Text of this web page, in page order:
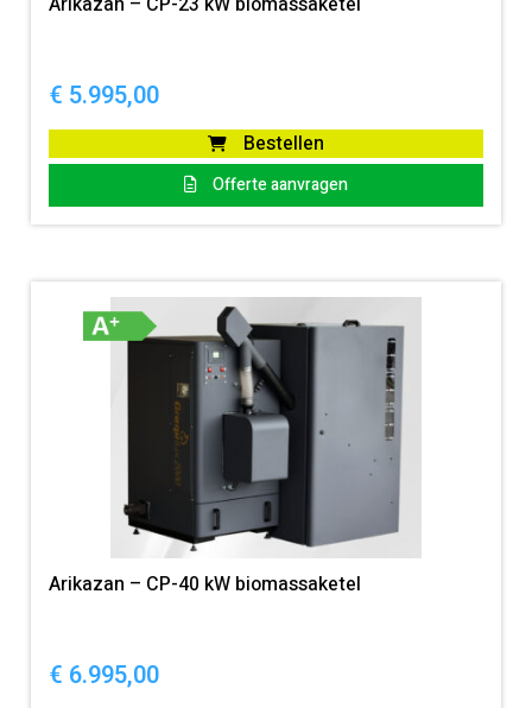
€ 5.995,00
Bestellen
Offerte aanvragen
Arikazan – CP-40 kW biomassaketel
€ 6.995,00